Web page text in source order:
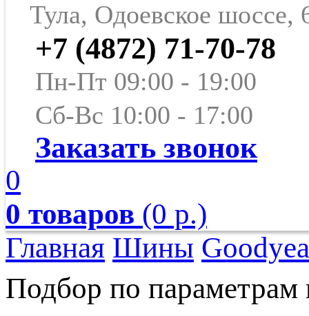
Тула, Одоевское шоссе,
+7 (4872) 71-70-78
Пн-Пт 09:00 - 19:00
Сб-Вс 10:00 - 17:00
Заказать звонок
0
0 товаров (0 р.)
Главная Шины
Подбор по